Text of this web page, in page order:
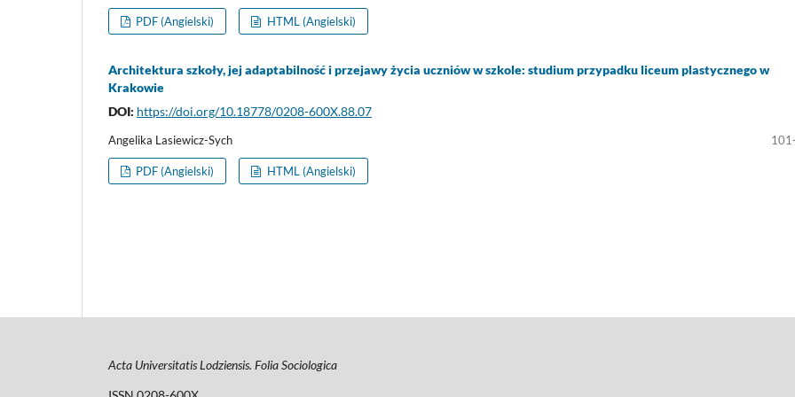
PDF (Angielski) HTML (Angielski)
Architektura szkoły, jej adaptabilność i przejawy życia uczniów w szkole: studium przypadku liceum plastycznego w
Krakowie
DOI: https://doi.org/10.18778/0208-600X.88.07
Angelika Lasiewicz-Sych
PDF (Angielski) HTML (Angielski)
Acta Universitatis Lodziensis. Folia Sociologica